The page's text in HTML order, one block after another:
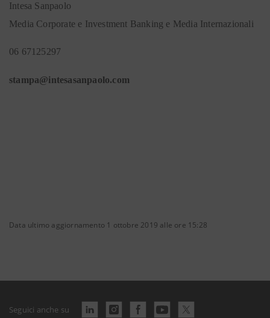
Intesa Sanpaolo
Media Corporate e Investment Banking e Media Internazionali
06 67125297
stampa@intesasanpaolo.com
Data ultimo aggiornamento 1 ottobre 2019 alle ore 15:28
Seguici anche su